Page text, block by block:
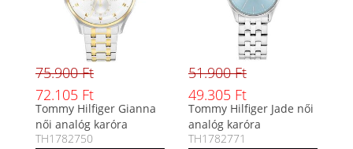
75.900 Ft
72.105 Ft
Tommy Hilfiger Gianna
női analóg karóra
TH1782750
TH1782750
51.900 Ft
49.305 Ft
Tommy Hilfiger Jade női
analóg karóra
TH1782771
TH1782771